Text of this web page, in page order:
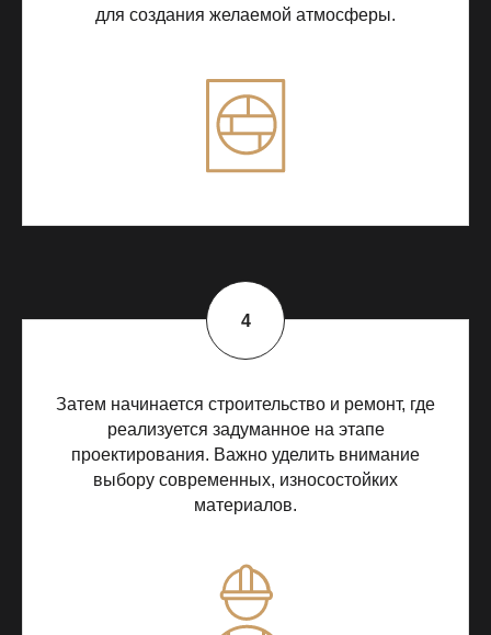
для создания желаемой атмосферы.
Затем начинается строительство и ремонт, где
реализуется задуманное на этапе
проектирования. Важно уделить внимание
выбору современных, износостойких
материалов.